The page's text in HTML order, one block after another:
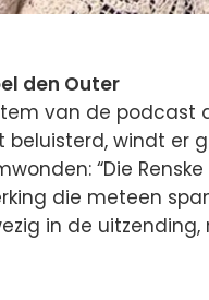
den Outer
van de podcast
beluisterd, windt er
“Die
die meteen
in de